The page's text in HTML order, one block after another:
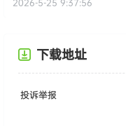
2026-5-25 9:37:56
下载地址
投诉举报